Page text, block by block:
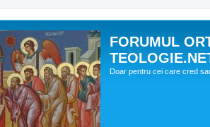
FORUMUL
Doar pentru cei care cred